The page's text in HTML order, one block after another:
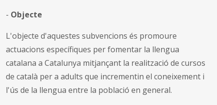
- Objecte
L'objecte d'aquestes subvencions és promoure
actuacions específiques per fomentar la llengua
catalana a Catalunya mitjançant la realització de cursos
de català per a adults que incrementin el coneixement i
l'ús de la llengua entre la població en general.